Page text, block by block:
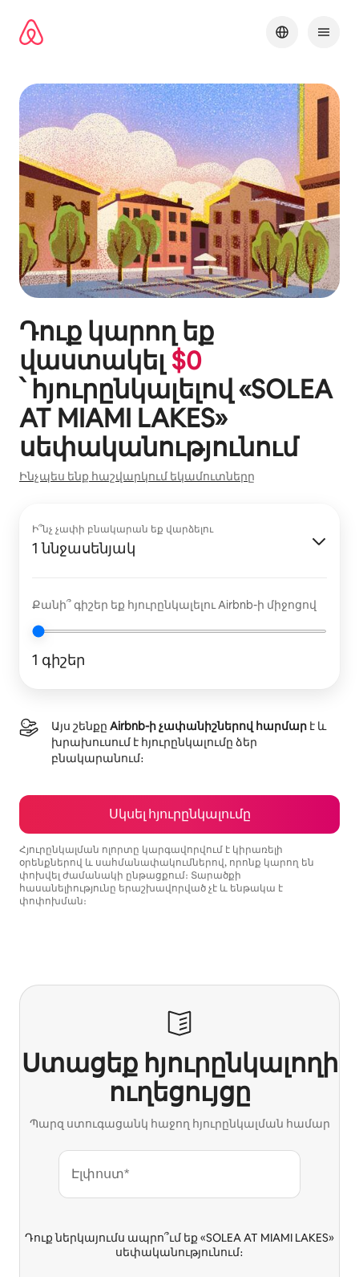
բովանդակությանը
Դուք կարող եք
վաստակել $0
՝ հյուրընկալելով «SOLEA
AT MIAMI LAKES»
սեփականությունում
Ինչպես ենք հաշվարկում եկամուտները
Ի՞նչ չափի բնակարան եք վարձելու
1 ննջասենյակ
Քանի՞ գիշեր եք հյուրընկալելու Airbnb-ի միջոցով
1 գիշեր
Այս շենքը Airbnb-ի չափանիշներով հարմար է և
խրախուսում է հյուրընկալումը ձեր
բնակարանում։
Սկսել հյուրընկալումը
Հյուրընկալման ոլորտը կարգավորվում է կիրառելի
օրենքներով և սահմանափակումներով, որոնք կարող են
փոխվել ժամանակի ընթացքում։ Տարածքի
հասանելիությունը երաշխավորված չէ և ենթակա է
փոփոխման։
Ստացեք հյուրընկալողի
ուղեցույցը
Պարզ ստուգացանկ հաջող հյուրընկալման համար
Էլփոստ*
Դուք ներկայումս ապրո՞ւմ եք «SOLEA AT MIAMI LAKES»
սեփականությունում։